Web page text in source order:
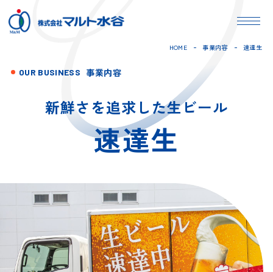
HOME 事業内容 速達生
OUR BUSINESS 事業内容
新鮮さを追求した生ビール
速達生